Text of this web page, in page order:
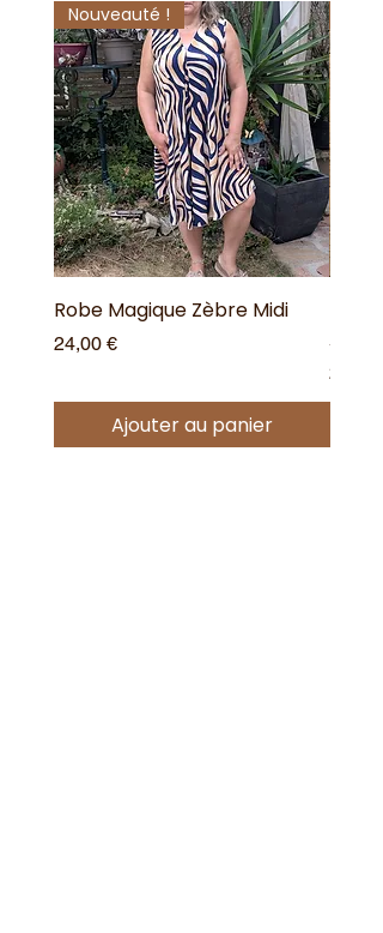
Nouveauté !
Robe Magique Zèbre Midi
Prix
24,00 €
Ajouter au panier
Animal
Prix
28,00 €